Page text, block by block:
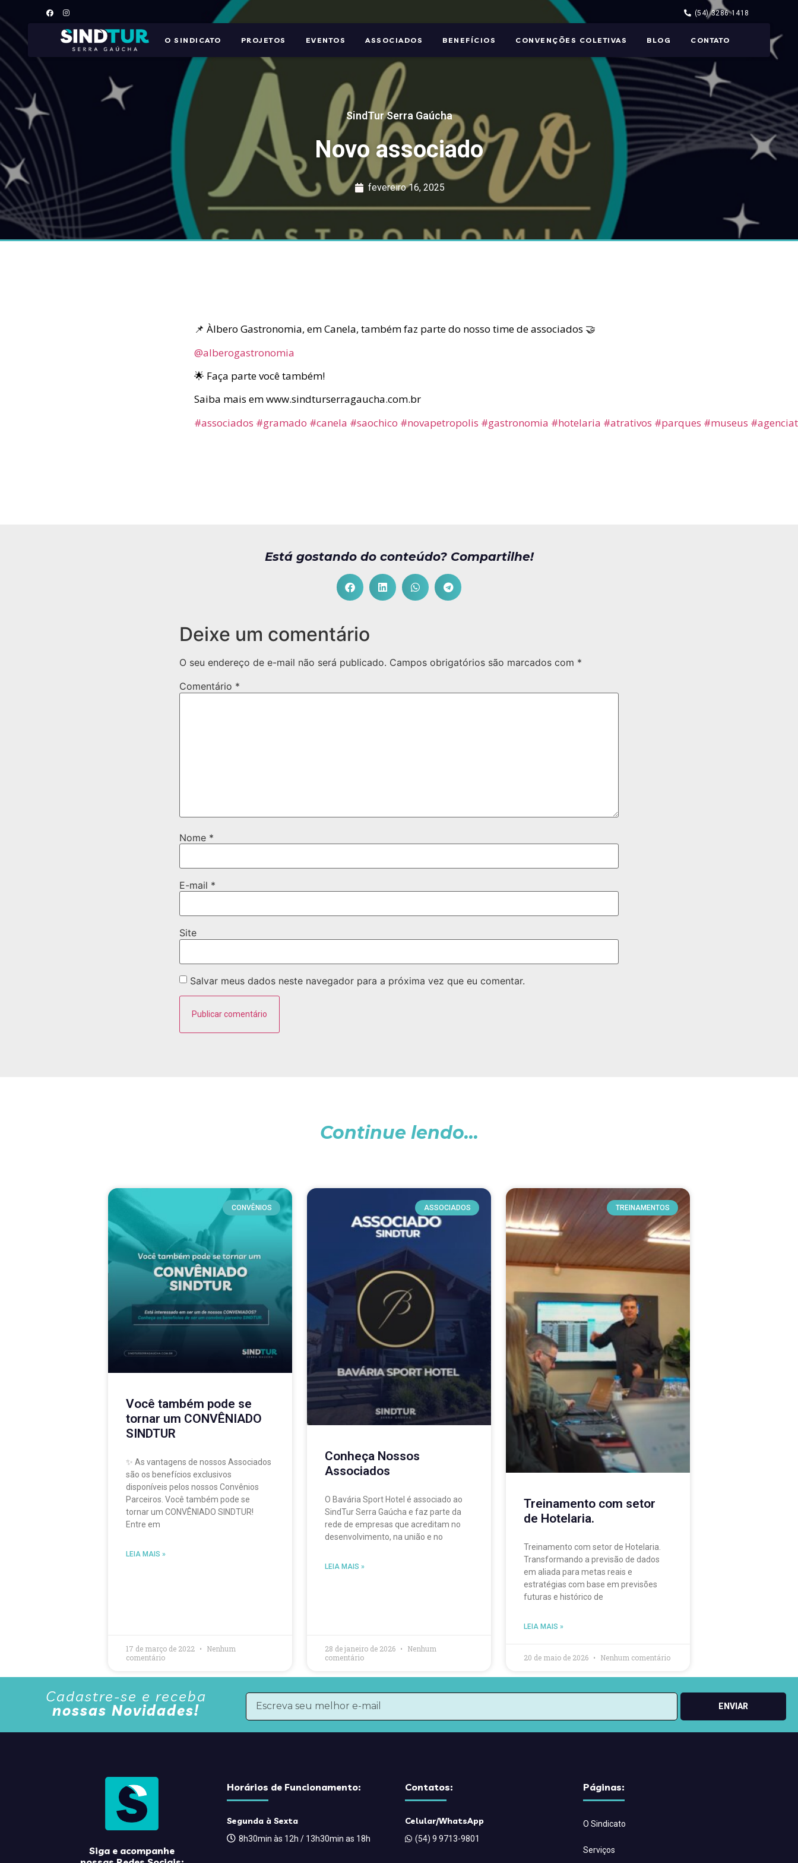
(54) 3286.1418
O SINDICATO PROJETOS EVENTOS ASSOCIADOS BENEFÍCIOS CONVENÇÕES COLETIVAS BLOG CONTATO
SindTur Serra Gaúcha
Novo associado
fevereiro 16, 2025
📌 Àlbero Gastronomia, em Canela, também faz parte do nosso time de associados 🤝
@alberogastronomia
🌟 Faça parte você também!
Saiba mais em www.sindturserragaucha.com.br
#associados #gramado #canela #saochico #novapetropolis #gastronomia #hotelaria #atrativos #parques #museus
Está gostando do conteúdo? Compartilhe!
Deixe um comentário
O seu endereço de e-mail não será publicado. Campos obrigatórios são marcados com *
Comentário *
Nome *
E-mail *
Site
Salvar meus dados neste navegador para a próxima vez que eu comentar.
Continue lendo...
CONVÊNIOS
Você também pode se
tornar um CONVÊNIADO
SINDTUR
✨ As vantagens de nossos Associados
são os benefícios exclusivos
disponíveis pelos nossos Convênios
Parceiros. Você também pode se
tornar um CONVÊNIADO SINDTUR!
Entre em
LEIA MAIS »
17 de março de 2022
Nenhum
comentário
ASSOCIADOS
Conheça Nossos
Associados
O Bavária Sport Hotel é associado ao
SindTur Serra Gaúcha e faz parte da
rede de empresas que acreditam no
desenvolvimento, na união e no
LEIA MAIS »
28 de janeiro de 2026
Nenhum
comentário
TREINAMENTOS
Treinamento com setor
de Hotelaria.
Treinamento com setor de Hotelaria.
Transformando a previsão de dados
em aliada para metas reais e
estratégias com base em previsões
futuras e histórico de
LEIA MAIS »
20 de maio de 2026 Nenhum comentário
Cadastre-se e receba
nossas Novidades!
ENVIAR
Siga e acompanhe
Horários de Funcionamento:
Segunda à Sexta
8h30min às 12h / 13h30min as 18h
Contatos:
Celular/WhatsApp
(54) 9 9713-9801
Páginas:
O Sindicato
Serviços